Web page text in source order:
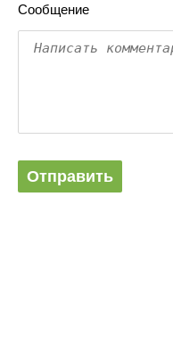
Сообщение
Отправить